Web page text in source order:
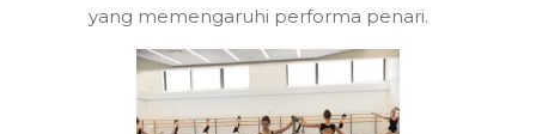
yang memengaruhi performa penari.